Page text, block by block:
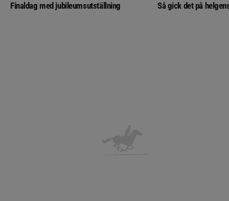
Finaldag med jubileumsutställning Så gick det på